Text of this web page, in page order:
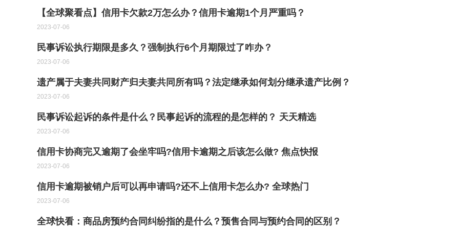
【全球聚看点】信用卡欠款2万怎么办？信用卡逾期1个月严重吗？
2023-07-06
民事诉讼执行期限是多久？强制执行6个月期限过了咋办？
2023-07-06
遗产属于夫妻共同财产归夫妻共同所有吗？法定继承如何划分继承遗产比例？
2023-07-06
民事诉讼起诉的条件是什么？民事起诉的流程的是怎样的？ 天天精选
2023-07-06
信用卡协商完又逾期了会坐牢吗?信用卡逾期之后该怎么做? 焦点快报
2023-07-06
信用卡逾期被销户后可以再申请吗?还不上信用卡怎么办? 全球热门
2023-07-06
全球快看：商品房预约合同纠纷指的是什么？预售合同与预约合同的区别？